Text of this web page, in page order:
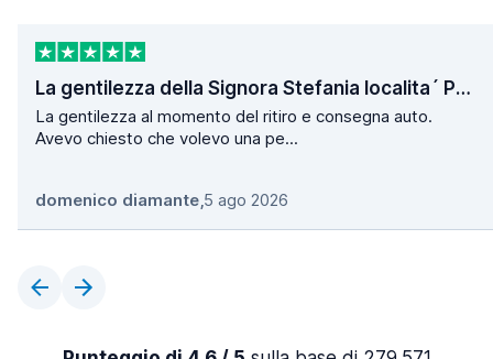
La gentilezza della Signora Stefania localita´ Poggio
La gentilezza al momento del ritiro e consegna auto.
Avevo chiesto che volevo una pe...
domenico diamante,5 ago 2026